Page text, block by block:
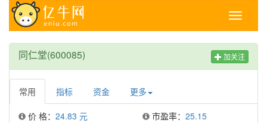
Toggle
同仁堂(600085) 加关注
常用 指标 资金 更多
价 格： 24.83 元 市盈率： 25.15